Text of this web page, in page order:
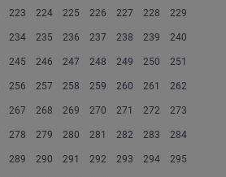
223 224 225 226 227 228 229
234 235 236 237 238 239 240
245 246 247 248 249 250 251
256 257 258 259 260 261 262
267 268 269 270 271 272 273
278 279 280 281 282 283 284
289 290 291 292 293 294 295